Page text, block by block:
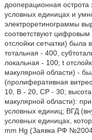
дооперационная
условных единицах и
электроретинограммы
соответствуют
отслойки сетчатки)
тотальная - 400,
локальная - 100; t
макулярной области) -
(пролиферативная
10, В - 20, СР - 30; высота
макулярной области):
условных единиц; ВГД
условных единицах,
mm Hg (Заявка РФ